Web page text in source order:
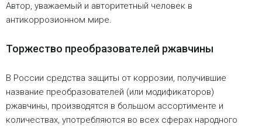
Автор, уважаемый и авторитетный человек в
антикоррозионном мире.
Торжество преобразователей ржавчины
В России средства защиты от коррозии, получившие
название преобразователей (или модификаторов)
ржавчины, производятся в большом ассортименте и
количествах, употребляются во всех сферах народного